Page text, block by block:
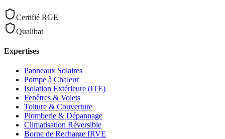
Certifié RGE
Qualibat
Expertises
Panneaux Solaires
Pompe à Chaleur
Isolation Extérieure (ITE)
Fenêtres & Volets
Toiture & Couverture
Plomberie & Dépannage
Climatisation Réversible
Borne de Recharge IRVE